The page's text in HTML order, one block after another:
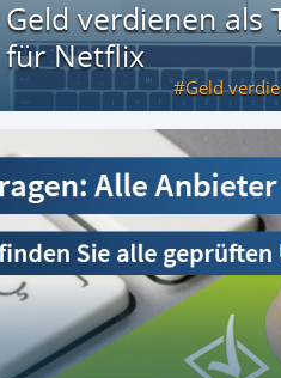
Geld verdienen als
für Netflix
Geld